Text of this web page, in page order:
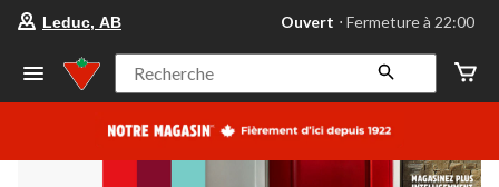
votre
préféré
Leduc,
AB,
courament
Fermeture
Leduc, AB Ouvert ⋅ Fermeture à 22:00
Recherche